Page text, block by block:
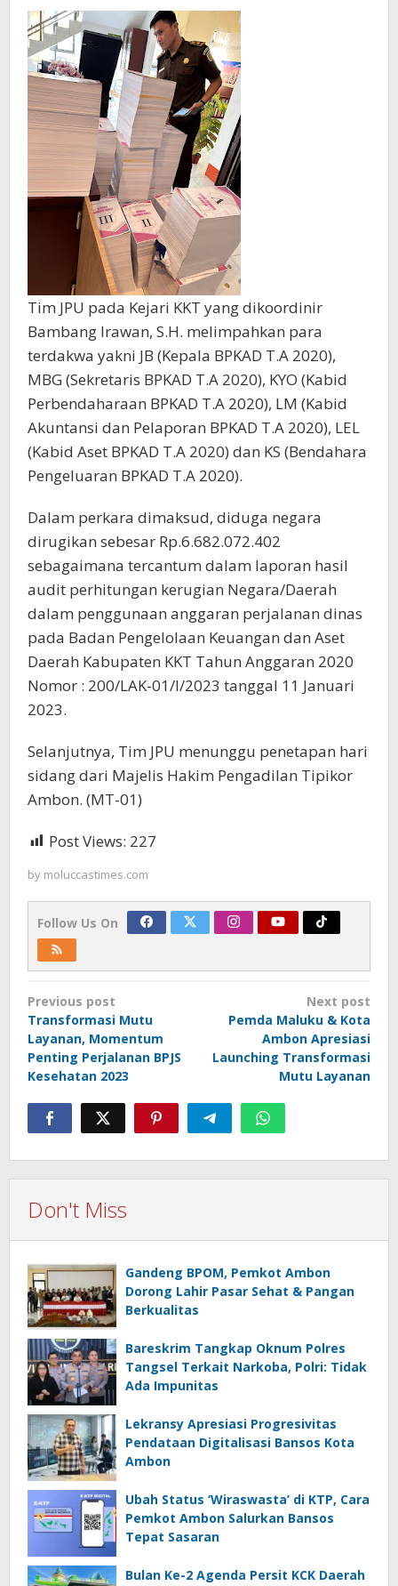
Tim JPU pada Kejari KKT yang dikoordinir
Bambang Irawan, S.H. melimpahkan para
terdakwa yakni JB (Kepala BPKAD T.A 2020),
MBG (Sekretaris BPKAD T.A 2020), KYO (Kabid
Perbendaharaan BPKAD T.A 2020), LM (Kabid
Akuntansi dan Pelaporan BPKAD T.A 2020), LEL
(Kabid Aset BPKAD T.A 2020) dan KS (Bendahara
Pengeluaran BPKAD T.A 2020).
Dalam perkara dimaksud, diduga negara
dirugikan sebesar Rp.6.682.072.402
sebagaimana tercantum dalam laporan hasil
audit perhitungan kerugian Negara/Daerah
dalam penggunaan anggaran perjalanan dinas
pada Badan Pengelolaan Keuangan dan Aset
Daerah Kabupaten KKT Tahun Anggaran 2020
Nomor : 200/LAK-01/I/2023 tanggal 11 Januari
2023.
Selanjutnya, Tim JPU menunggu penetapan hari
sidang dari Majelis Hakim Pengadilan Tipikor
Ambon. (MT-01)
Post Views: 227
by moluccastimes.com
Follow Us On
Post
navigation
Previous post
Transformasi Mutu
Layanan, Momentum
Penting Perjalanan BPJS
Kesehatan 2023
Next post
Pemda Maluku & Kota
Ambon Apresiasi
Launching Transformasi
Mutu Layanan
Don't Miss
Gandeng BPOM, Pemkot Ambon
Dorong Lahir Pasar Sehat & Pangan
Berkualitas
Bareskrim Tangkap Oknum Polres
Tangsel Terkait Narkoba, Polri: Tidak
Ada Impunitas
Lekransy Apresiasi Progresivitas
Pendataan Digitalisasi Bansos Kota
Ambon
Ubah Status ‘Wiraswasta’ di KTP, Cara
Pemkot Ambon Salurkan Bansos
Tepat Sasaran
Bulan Ke-2 Agenda Persit KCK Daerah